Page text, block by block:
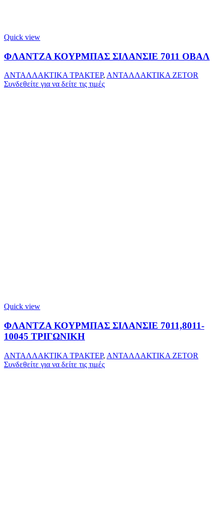
Quick view
ΦΛΑΝΤΖΑ ΚΟΥΡΜΠΑΣ ΣΙΛΑΝΣΙΕ 7011 ΟΒΑΛ
ΑΝΤΑΛΛΑΚΤΙΚΑ ΤΡΑΚΤΕΡ, ΑΝΤΑΛΛΑΚΤΙΚΑ ZETOR
Συνδεθείτε για να δείτε τις τιμές
Quick view
ΦΛΑΝΤΖΑ ΚΟΥΡΜΠΑΣ ΣΙΛΑΝΣΙΕ 7011,8011-
10045 ΤΡΙΓΩΝΙΚΗ
ΑΝΤΑΛΛΑΚΤΙΚΑ ΤΡΑΚΤΕΡ, ΑΝΤΑΛΛΑΚΤΙΚΑ ZETOR
Συνδεθείτε για να δείτε τις τιμές